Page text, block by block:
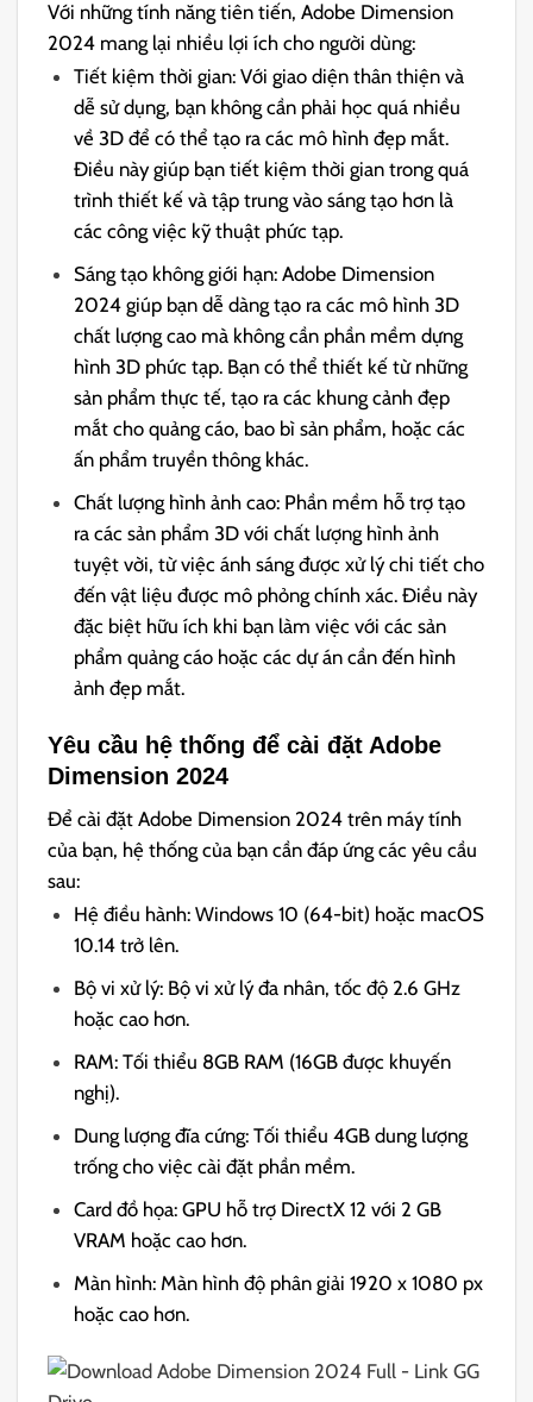
Với những tính năng tiên tiến, Adobe Dimension
2024 mang lại nhiều lợi ích cho người dùng:
Tiết kiệm thời gian: Với giao diện thân thiện và
dễ sử dụng, bạn không cần phải học quá nhiều
về 3D để có thể tạo ra các mô hình đẹp mắt.
Điều này giúp bạn tiết kiệm thời gian trong quá
trình thiết kế và tập trung vào sáng tạo hơn là
các công việc kỹ thuật phức tạp.
Sáng tạo không giới hạn: Adobe Dimension
2024 giúp bạn dễ dàng tạo ra các mô hình 3D
chất lượng cao mà không cần phần mềm dựng
hình 3D phức tạp. Bạn có thể thiết kế từ những
sản phẩm thực tế, tạo ra các khung cảnh đẹp
mắt cho quảng cáo, bao bì sản phẩm, hoặc các
ấn phẩm truyền thông khác.
Chất lượng hình ảnh cao: Phần mềm hỗ trợ tạo
ra các sản phẩm 3D với chất lượng hình ảnh
tuyệt vời, từ việc ánh sáng được xử lý chi tiết cho
đến vật liệu được mô phỏng chính xác. Điều này
đặc biệt hữu ích khi bạn làm việc với các sản
phẩm quảng cáo hoặc các dự án cần đến hình
ảnh đẹp mắt.
Yêu cầu hệ thống để cài đặt Adobe
Dimension 2024
Để cài đặt Adobe Dimension 2024 trên máy tính
của bạn, hệ thống của bạn cần đáp ứng các yêu cầu
sau:
Hệ điều hành: Windows 10 (64-bit) hoặc macOS
10.14 trở lên.
Bộ vi xử lý: Bộ vi xử lý đa nhân, tốc độ 2.6 GHz
hoặc cao hơn.
RAM: Tối thiểu 8GB RAM (16GB được khuyến
nghị).
Dung lượng đĩa cứng: Tối thiểu 4GB dung lượng
trống cho việc cài đặt phần mềm.
Card đồ họa: GPU hỗ trợ DirectX 12 với 2 GB
VRAM hoặc cao hơn.
Màn hình: Màn hình độ phân giải 1920 x 1080 px
hoặc cao hơn.